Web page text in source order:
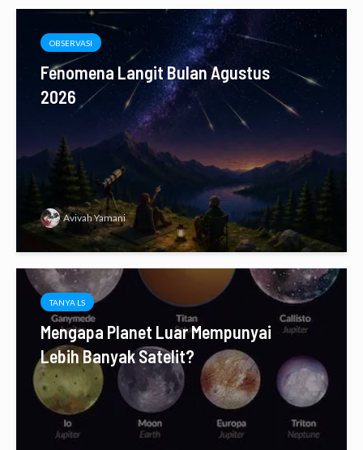
OBSERVASI
Fenomena Langit Bulan Agustus
2026
Avivah Yamani
TANYA LS
Mengapa Planet Luar Mempunyai
Lebih Banyak Satelit?